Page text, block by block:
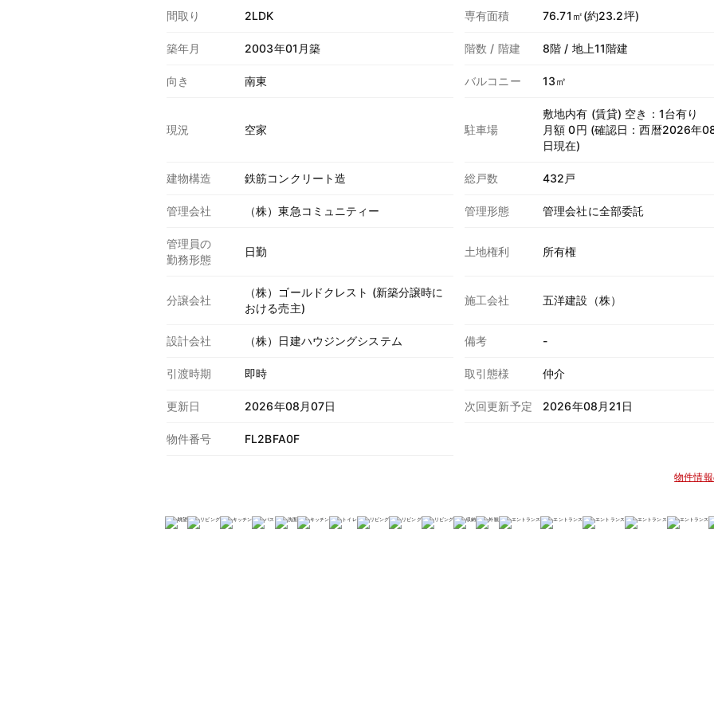
間取り 2LDK 専有面積 76.71㎡(約23.2坪)
築年月 2003年01月築 階数 / 階建 8階 / 地上11階建
向き 南東 バルコニー 13㎡
現況 空家 駐車場
敷地内有 (賃貸) 空き：1台有り
月額 0円 (確認日：西暦2026年
日現在)
建物構造 鉄筋コンクリート造 総戸数 432戸
管理会社 （株）東急コミュニティー 管理形態 管理会社に全部委託
管理員の
勤務形態
日勤 土地権利 所有権
分譲会社
（株）ゴールドクレスト (新築分譲時に
おける売主)
施工会社 五洋建設（株）
設計会社 （株）日建ハウジングシステム 備考 -
引渡時期 即時 取引態様 仲介
更新日 2026年08月07日 次回更新予定 2026年08月21日
物件番号 FL2BFA0F
物件情